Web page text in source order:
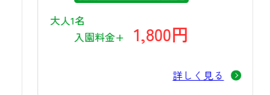
大人1名
入園料金+
1,800円
詳しく見る